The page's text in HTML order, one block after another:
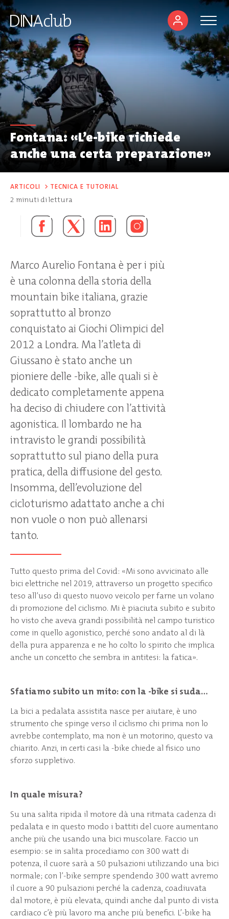
Fontana: «L’e-bike richiede
anche una certa preparazione»
ARTICOLI > TECNICA E TUTORIAL
2 minuti di lettura
Marco Aurelio Fontana è per i più
è una colonna della storia della
mountain bike italiana, grazie
soprattutto al bronzo
conquistato ai Giochi Olimpici del
2012 a Londra. Ma l’atleta di
Giussano è stato anche un
pioniere delle -bike, alle quali si è
dedicato completamente appena
ha deciso di chiudere con l’attività
agonistica. Il lombardo ne ha
intravisto le grandi possibilità
soprattutto sul piano della pura
pratica, della diffusione del gesto.
Insomma, dell’evoluzione del
cicloturismo adattato anche a chi
non vuole o non può allenarsi
tanto.
Tutto questo prima del Covid: «Mi sono avvicinato alle
bici elettriche nel 2019, attraverso un progetto specifico
teso all’uso di questo nuovo veicolo per farne un volano
di promozione del ciclismo. Mi è piaciuta subito e subito
ho visto che aveva grandi possibilità nel campo turistico
come in quello agonistico, perché sono andato al di là
della pura apparenza e ne ho colto lo spirito che implica
anche un concetto che sembra in antitesi: la fatica».
Sfatiamo subito un mito: con la -bike si suda…
La bici a pedalata assistita nasce per aiutare, è uno
strumento che spinge verso il ciclismo chi prima non lo
avrebbe contemplato, ma non è un motorino, questo va
chiarito. Anzi, in certi casi la -bike chiede al fisico uno
sforzo suppletivo.
In quale misura?
Su una salita ripida il motore dà una ritmata cadenza di
pedalata e in questo modo i battiti del cuore aumentano
anche più che usando una bici muscolare. Faccio un
esempio: se in salita procediamo con 300 watt di
potenza, il cuore sarà a 50 pulsazioni utilizzando una bici
normale; con l’-bike sempre spendendo 300 watt avremo
il cuore a 90 pulsazioni perché la cadenza, coadiuvata
dal motore, è più elevata, quindi anche dal punto di vista
cardiaco c’è più lavoro ma anche più benefici. L’-bike ha